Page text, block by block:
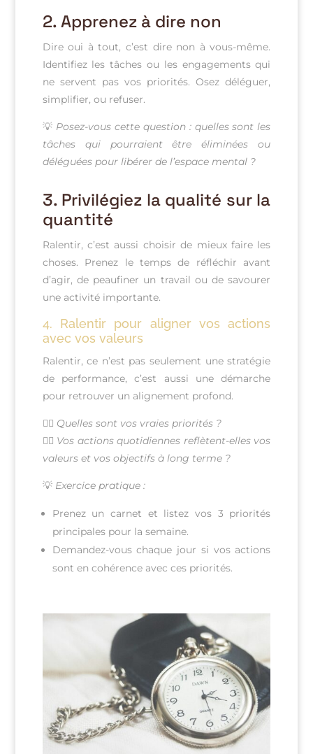
2.Apprenez à dire non
Dire oui à tout, c’est dire non à vous-même.
Identifiez les tâches ou les engagements qui
ne servent pas vos priorités. Osez déléguer,
simplifier, ou refuser.
💡 Posez-vous cette question : quelles sont les
tâches qui pourraient être éliminées ou
déléguées pour libérer de l’espace mental ?
3. Privilégiez la qualité sur la
quantité
Ralentir, c’est aussi choisir de mieux faire les
choses. Prenez le temps de réfléchir avant
d’agir, de peaufiner un travail ou de savourer
une activité importante.
4. Ralentir pour aligner vos actions
avec vos valeurs
Ralentir, ce n’est pas seulement une stratégie
de performance, c’est aussi une démarche
pour retrouver un alignement profond.
👉🏻 Quelles sont vos vraies priorités ?
👉🏻 Vos actions quotidiennes reflètent-elles vos
valeurs et vos objectifs à long terme ?
💡 Exercice pratique :
Prenez un carnet et listez vos 3 priorités
principales pour la semaine.
Demandez-vous chaque jour si vos actions
sont en cohérence avec ces priorités.